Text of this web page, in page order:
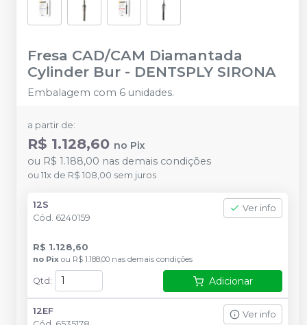
Fresa CAD/CAM Diamantada
Cylinder Bur - DENTSPLY SIRONA
Embalagem com 6 unidades.
a partir de:
R$ 1.128,60 no Pix
ou R$ 1.188,00 nas demais condições
ou 11x de R$ 108,00 sem juros
12S
Cód. 6240159
Ver info
R$ 1.128,60
no Pix ou R$ 1.188,00 nas demais condições
Qtd : Adicionar
12EF
Ver info